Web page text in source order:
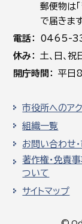
郵便物は
で届きます
電話
0465-33-
休み
土､日､祝
開庁時間
平日
市役所へのア
組織一覧
お問い合わせ
著作権・免責事
ついて
サイトマップ